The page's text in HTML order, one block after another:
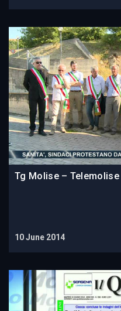
Tg Molise –
10 June 2014